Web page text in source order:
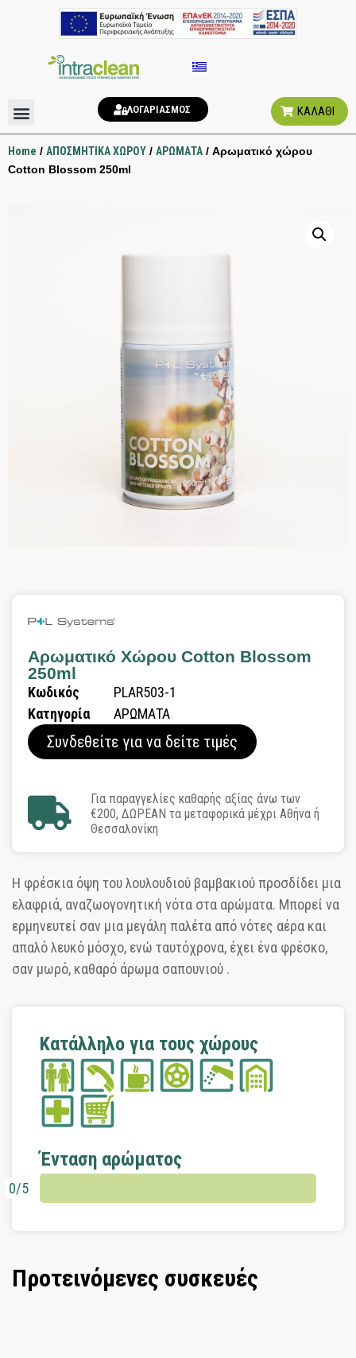
ΛΟΓΑΡΙΑΣΜΟΣ ΚΑΛΑΘΙ
Home / ΑΠΟΣΜΗΤΙΚΑ ΧΩΡΟΥ / ΑΡΩΜΑΤΑ / Αρωματικό χώρου
Cotton Blossom 250ml
Η φρέσκια όψη του λουλουδιού βαμβακιού προσδίδει μια
ελαφριά, αναζωογονητική νότα στα αρώματα. Μπορεί να
ερμηνευτεί σαν μια μεγάλη παλέτα από νότες αέρα και
απαλό λευκό μόσχο, ενώ ταυτόχρονα, έχει ένα φρέσκο,
σαν μωρό, καθαρό άρωμα σαπουνιού .
Κατάλληλο για τους χώρους
Ένταση αρώματος
0/5
Προτεινόμενες συσκευές
Αρωματικό Χώρου Cotton Blossom
250ml
Κωδικός
PLAR503-1
Κατηγορία
ΑΡΩΜΑΤΑ
Συνδεθείτε για να δείτε τιμές
Για παραγγελίες καθαρής αξίας άνω των
€200, ΔΩΡΕΑΝ τα μεταφορικά μέχρι Αθήνα ή
Θεσσαλονίκη